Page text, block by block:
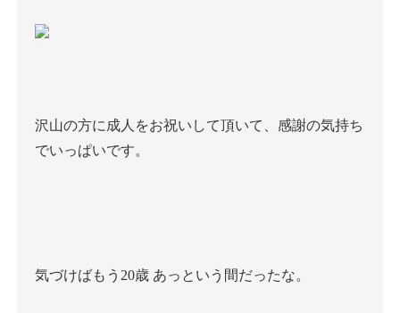
沢山の方に成人をお祝いして頂いて、感謝の気持ち
でいっぱいです。
気づけばもう 20歳 あっという間だったな。